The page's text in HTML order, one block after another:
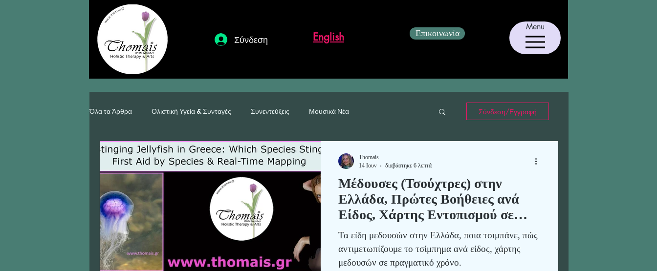
Σύνδεση English Επικοινωνία
Menu
Όλα τα Άρθρα Ολιστική Υγεία & Συνταγές Συνεντεύξεις Μουσικά Νέα
Κατασκευές, Κόσμημα & Διακόσμηση
Σύνδεση/Εγγραφή
Μέδουσες (Τσούχτρες) στην
Ελλάδα, Πρώτες Βοήθειες ανά
Είδος, Χάρτης Εντοπισμού σε
Πραγματικό Χρόνο
Τα είδη μεδουσών στην Ελλάδα, ποια τσιμπάνε, πώς
αντιμετωπίζουμε το τσίμπημα ανά είδος, χάρτης
μεδουσών σε πραγματικό χρόνο.
Thomais
14 Ιουν
διαβάστηκε 6 λεπτά